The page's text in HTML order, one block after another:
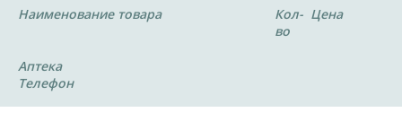
Наименование товара
Кол-
во
Цена
Аптека
Телефон